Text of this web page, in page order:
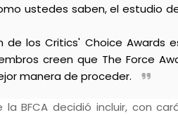
ustedes saben, el estudio
los Critics' Choice Awards
creen que The Force
manera de proceder.
BFCA decidió incluir, con